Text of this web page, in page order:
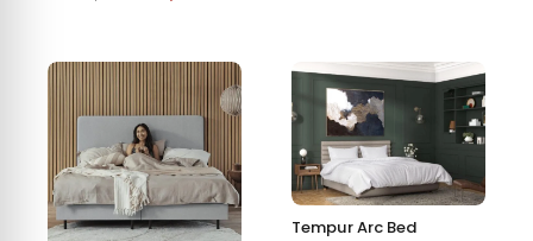
Tempur Arc Bed